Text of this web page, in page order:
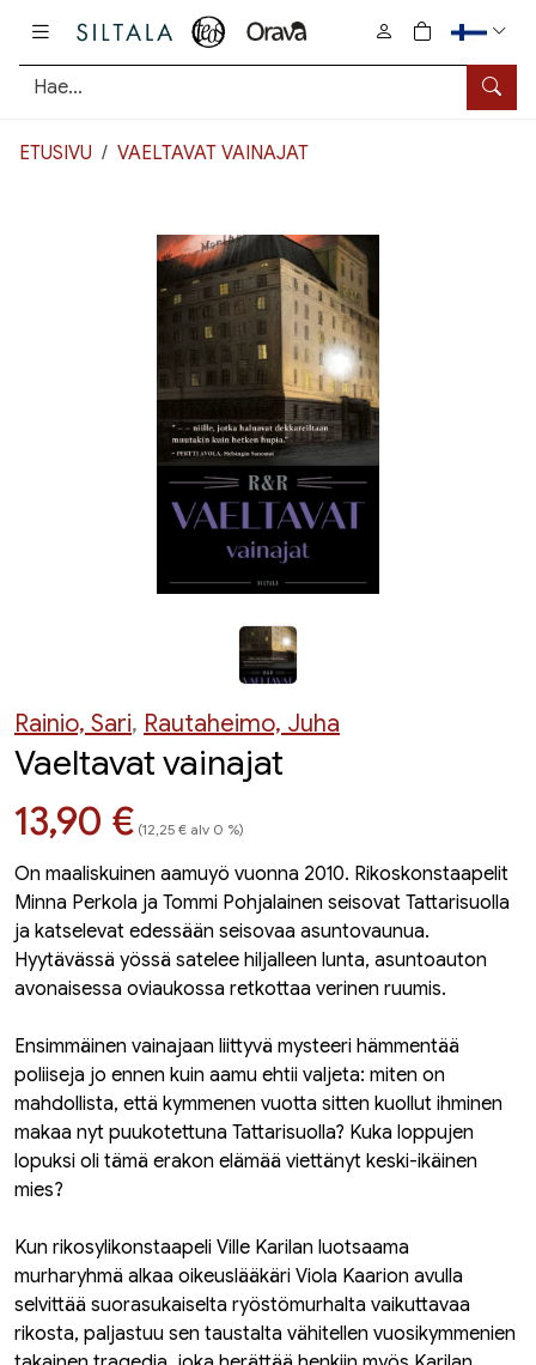
Hae
0
tuotetta
ETUSIVU VAELTAVAT VAINAJAT
Rainio, Sari, Rautaheimo, Juha
Vaeltavat vainajat
Hinta nyt
13,90 € (12,25 € alv 0 %)
On maaliskuinen aamuyö vuonna 2010. Rikoskonstaapelit
Minna Perkola ja Tommi Pohjalainen seisovat Tattarisuolla
ja katselevat edessään seisovaa asuntovaunua.
Hyytävässä yössä satelee hiljalleen lunta, asuntoauton
avonaisessa oviaukossa retkottaa verinen ruumis.
Ensimmäinen vainajaan liittyvä mysteeri hämmentää
poliiseja jo ennen kuin aamu ehtii valjeta: miten on
mahdollista, että kymmenen vuotta sitten kuollut ihminen
makaa nyt puukotettuna Tattarisuolla? Kuka loppujen
lopuksi oli tämä erakon elämää viettänyt keski-ikäinen
mies?
Kun rikosylikonstaapeli Ville Karilan luotsaama
murharyhmä alkaa oikeuslääkäri Viola Kaarion avulla
selvittää suorasukaiselta ryöstömurhalta vaikuttavaa
rikosta, paljastuu sen taustalta vähitellen vuosikymmenien